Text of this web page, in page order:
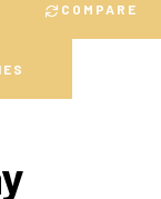
COMPARE